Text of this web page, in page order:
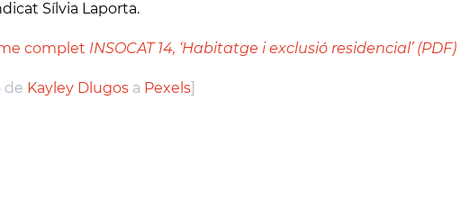
Sílvia Laporta.
complet INSOCAT 14, ‘Habitatge i exclusió residencial’ (PDF)
de Kayley Dlugos a Pexels]